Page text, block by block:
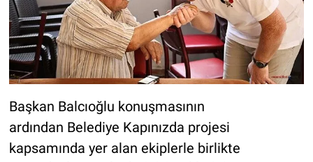
Başkan Balcıoğlu konuşmasının
ardından Belediye Kapınızda projesi
kapsamında yer alan ekiplerle birlikte